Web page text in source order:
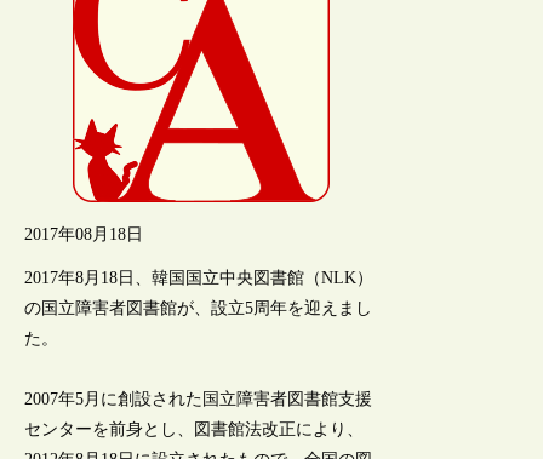
2017年08月18日
2017年8月18日、韓国国立中央図書館（NLK）
の国立障害者図書館が、設立5周年を迎えまし
た。
2007年5月に創設された国立障害者図書館支援
センターを前身とし、図書館法改正により、